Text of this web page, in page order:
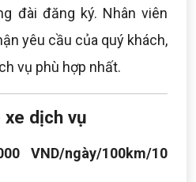
đài đăng ký. Nhân viên
yêu cầu của quý khách,
vụ phù hợp nhất.
xe dịch vụ
VND/ngày/100km/10